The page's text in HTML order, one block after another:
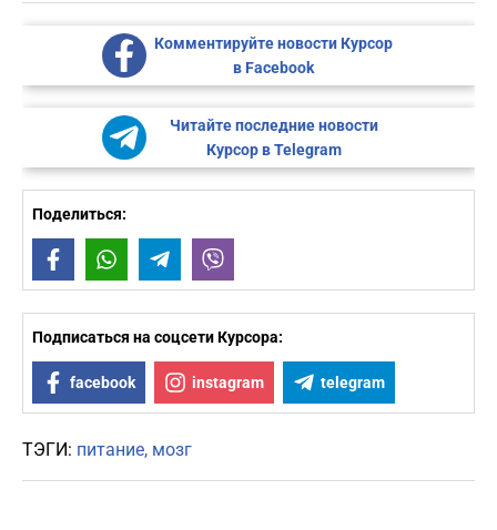
Комментируйте новости Курсор
в Facebook
Читайте последние новости
Курсор в Telegram
Поделиться:
FacebookWhatsAppTelegram
Подписаться на соцсети Курсора:
facebook instagram telegram
ТЭГИ: питание мозг